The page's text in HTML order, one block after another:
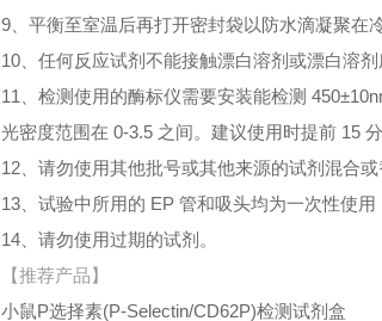
9、平衡至室温后再打开密封袋以防水滴凝聚在
10、任何反应试剂不能接触漂白溶剂或漂白溶
11、检测使用的酶标仪需要安装能检测
光密度范围在 0-3.5 之间。建议使用时提前 15 分
12、请勿使用其他批号或其他来源的试剂混合或
13、试验中所用的 EP 管和吸头均为一次性使用
14、请勿使用过期的试剂。
【推荐产品】
小鼠P选择素(P-Selectin/CD62P)检测试剂盒